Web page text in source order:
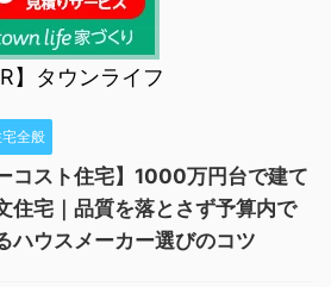
】タウンライフ
全般
コスト住宅】1000万円台で建て
住宅｜品質を落とさず予算内で
ハウスメーカー選びのコツ